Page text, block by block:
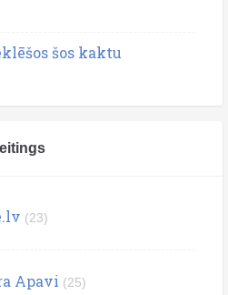
šos kaktu
(23)
Apavi (25)